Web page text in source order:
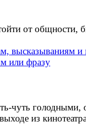
от общности,
чуть голодными,
из